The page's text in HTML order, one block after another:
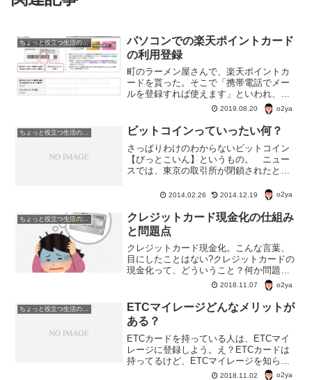
ちょっと役立つ生活の知恵
パソコンでの楽天ポイントカード
の利用登録
町のラーメン屋さんで、楽天ポイントカ
ードを貰った。そこで「携帯電話でメー
ルを登録すれば使えます」といわれ、説
明書にも、携帯電話で登録する方法だけ
が載っていた。けど、パソコンでも楽天
ポイントカードの利用登録が無事登録で
きたのでご報告。
2019.08.20 o2ya
ちょっと役立つ生活の知恵 ビットコインっていったい何？
さっぱりわけのわからないビットコイン
【びっとこいん】というもの。 ニュー
スでは、東京の取引所が閉鎖されたと
トコインの正体がわかってる人どれだけ
ん？？？ ビットコインってい...
2014.02.26 2014.12.19 o2ya
ちょっと役立つ生活の知恵
クレジットカード現金化の仕組み
と問題点
クレジットカード現金化。こんな言葉、
目にしたことはない?クレジットカードの
現金化って、どういうこと？何か問題に
なることはないのかなあ？今回は、「ク
レジットカード現金化」の仕組みと、そ
の問題点について。
2018.11.07 o2ya
ちょっと役立つ生活の知恵
ETCマイレージどんなメリットが
ある？
ETCカードを持っている人は、ETCマイ
レージに登録しよう。え？ETCカードは
持ってるけど、ETCマイレージを知らな
い？ETCマイレージがどのようなものか
2018.11.02 o2ya